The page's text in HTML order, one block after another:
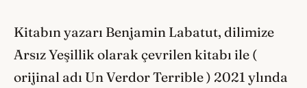
Kitabın yazarı Benjamin Labatut, dilimize
Arsız Yeşillik olarak çevrilen kitabı ile (
orijinal adı Un Verdor Terrible ) 2021 ylında